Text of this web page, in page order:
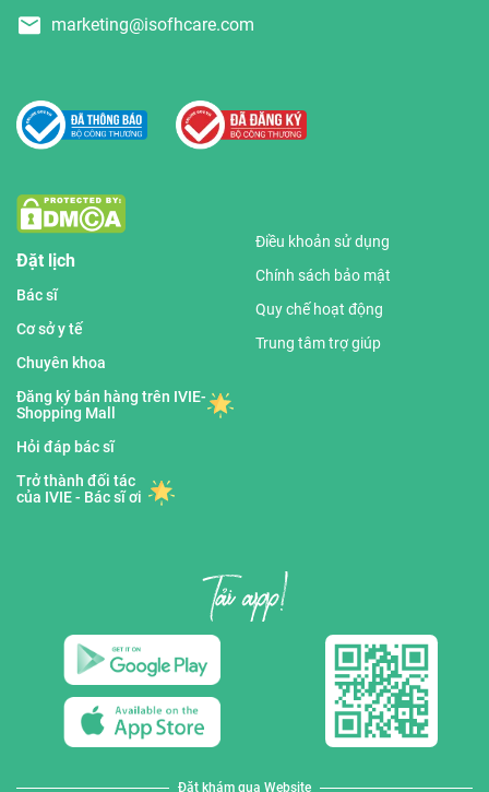
marketing@isofhcare.com
Đặt lịch
Bác sĩ
Cơ sở y tế
Chuyên khoa
Đăng ký bán hàng trên IVIE-
Shopping Mall
Hỏi đáp bác sĩ
Trở thành đối tác
của IVIE - Bác sĩ ơi
Điều khoản sử dụng
Chính sách bảo mật
Quy chế hoạt động
Trung tâm trợ giúp
Đặt khám qua Website